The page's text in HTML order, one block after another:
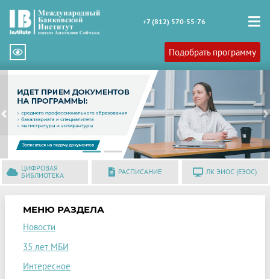
+7 (812) 570-55-76
Подобрать программу
Previous
ЦИФРОВАЯ
БИБЛИОТЕКА
РАСПИСАНИЕ ЛК ЭИОС (ЕЭОС)
МЕНЮ РАЗДЕЛА
Новости
35 лет МБИ
Интересное